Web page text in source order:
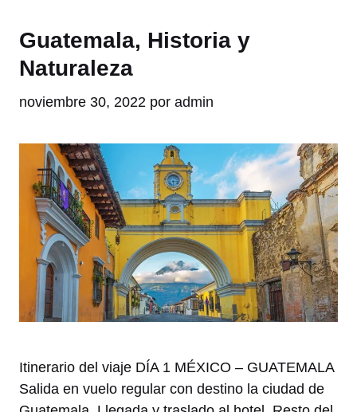
Guatemala, Historia y
Naturaleza
noviembre 30, 2022 por admin
Itinerario del viaje DÍA 1 MÉXICO – GUATEMALA
Salida en vuelo regular con destino la ciudad de